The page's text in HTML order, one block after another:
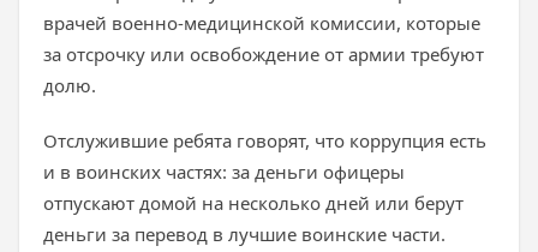
врачей военно-медицинской комиссии, которые
за отсрочку или освобождение от армии требуют
долю.
Отслужившие ребята говорят, что коррупция есть
и в воинских частях: за деньги офицеры
отпускают домой на несколько дней или берут
деньги за перевод в лучшие воинские части.